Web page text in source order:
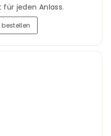
jeden Anlass.